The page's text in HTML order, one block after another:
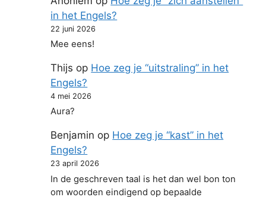
in het Engels?
22 juni 2026
Mee eens!
Thijs op Hoe zeg je “uitstraling” in het
Engels?
4 mei 2026
Aura?
Benjamin op Hoe zeg je “kast” in het
Engels?
23 april 2026
In de geschreven taal is het dan wel bon ton
om woorden eindigend op bepaalde